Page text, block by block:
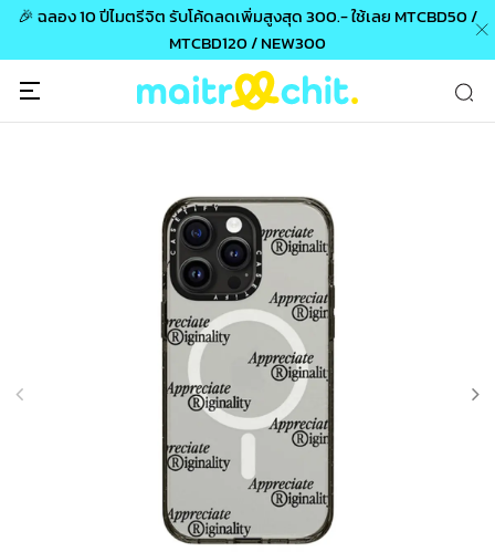
ฉลอง 10 ปีไมตรีจิต รับโค้ดลดเพิ่มสูงสุด 300.- ใช้เลย MTCBD50 /
MTCBD120 / NEW300